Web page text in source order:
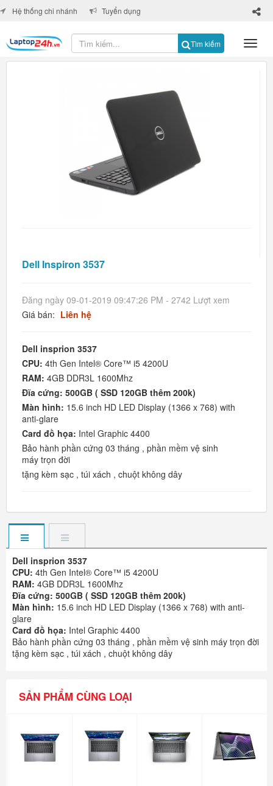
Tìm kiếm
×
Hệ thống chi nhánh Tuyển dụng
Dell Inspiron 3537
Đăng ngày 09-01-2019 09:47:26 PM - 2742 Lượt xem
Giá bán: Liên hệ
Dell insprion 3537
CPU: 4th Gen Intel® Core™ i5 4200U
RAM: 4GB DDR3L 1600Mhz
Đĩa cứng: 500GB ( SSD 120GB thêm 200k)
Màn hình: 15.6 inch HD LED Display (1366 x 768) with
anti-glare
Card đồ họa: Intel Graphic 4400
Bảo hành phần cứng 03 tháng , phần mềm vệ sinh
máy trọn đời
tặng kèm sạc , túi xách , chuột không dây
Dell insprion 3537
CPU: 4th Gen Intel® Core™ i5 4200U
RAM: 4GB DDR3L 1600Mhz
Đĩa cứng: 500GB ( SSD 120GB thêm 200k)
Màn hình: 15.6 inch HD LED Display (1366 x 768) with anti-
glare
Card đồ họa: Intel Graphic 4400
Bảo hành phần cứng 03 tháng , phần mềm vệ sinh máy trọn đời
tặng kèm sạc , túi xách , chuột không dây
SẢN PHẨM CÙNG LOẠI